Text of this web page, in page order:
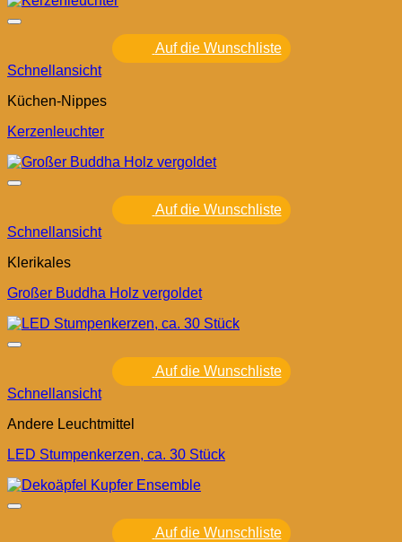
Auf die Wunschliste
Schnellansicht
Küchen-Nippes
Kerzenleuchter
Auf die Wunschliste
Schnellansicht
Klerikales
Großer Buddha Holz vergoldet
Auf die Wunschliste
Schnellansicht
Andere Leuchtmittel
LED Stumpenkerzen, ca. 30 Stück
Auf die Wunschliste